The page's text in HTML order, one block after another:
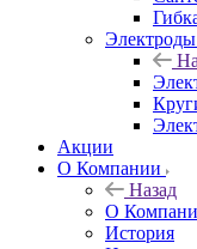
Акции
О Компании
Назад
О
История